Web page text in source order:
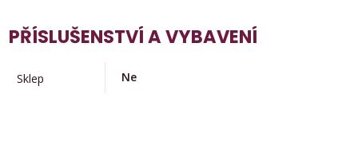
PŘÍSLUŠENSTVÍ A VYBAVENÍ
Sklep Ne